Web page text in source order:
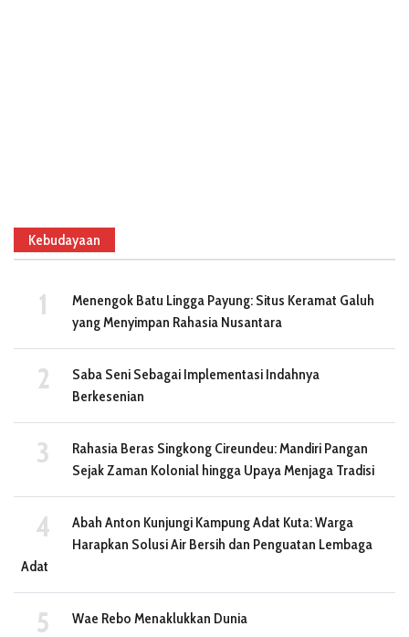
Kebudayaan
Menengok Batu Lingga Payung: Situs Keramat Galuh
yang Menyimpan Rahasia Nusantara
Saba Seni Sebagai Implementasi Indahnya
Berkesenian
Rahasia Beras Singkong Cireundeu: Mandiri Pangan
Sejak Zaman Kolonial hingga Upaya Menjaga Tradisi
Abah Anton Kunjungi Kampung Adat Kuta: Warga
Harapkan Solusi Air Bersih dan Penguatan Lembaga
Adat
Wae Rebo Menaklukkan Dunia